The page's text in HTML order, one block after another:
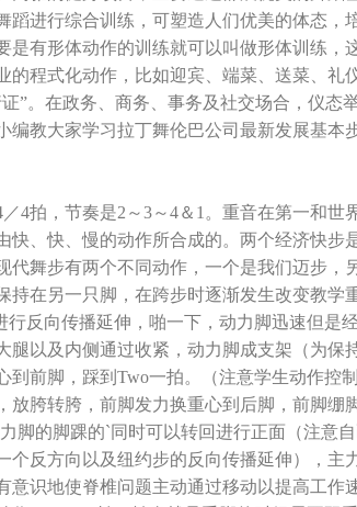
蹈进行综合训练，可塑造人们优美的体态，
是有形体动作的训练就可以叫做形体训练，
的程式化动作，比如迎宾、端菜、送菜、礼
”。在政务、商务、事务及社交场合，仪态
编教大家学习拉丁舞伦巴公司最新发展基本
拍，节奏是2～3～4＆1。重音在第一和世
快、快、慢的动作所合成的。两个经济快步
代舞步有两个不同动作，一个是我们迈步，
持在另一只脚，在跨步时逐渐发生改变教学
行反向传播延伸，啪一下，动力脚迅速但是
腿以及内侧通过收紧，动力脚成支架（为保
到前脚，踩到Two一拍。（注意学生动作控
放胯转胯，前脚发力换重心到后脚，前脚绷
的脚踝的`同时可以转回进行正面（注意
个反方向以及纽约步的反向传播延伸），主
意识地使脊椎问题主动通过移动以提高工作